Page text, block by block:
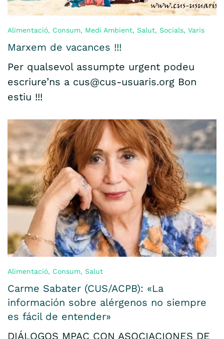
Alimentació, Consum, Medi Ambient, Salut, Socials, Varis
Marxem de vacances !!!
Per qualsevol assumpte urgent podeu
escriure’ns a cus@cus-usuaris.org Bon
estiu !!!
Alimentació, Consum, Salut
Carme Sabater (CUS/ACPB): «La
información sobre alérgenos no siempre
es fácil de entender»
DIÁLOGOS MPAC CON ASOCIACIONES DE